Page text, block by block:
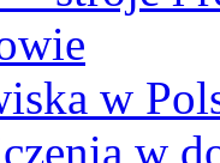
w
w